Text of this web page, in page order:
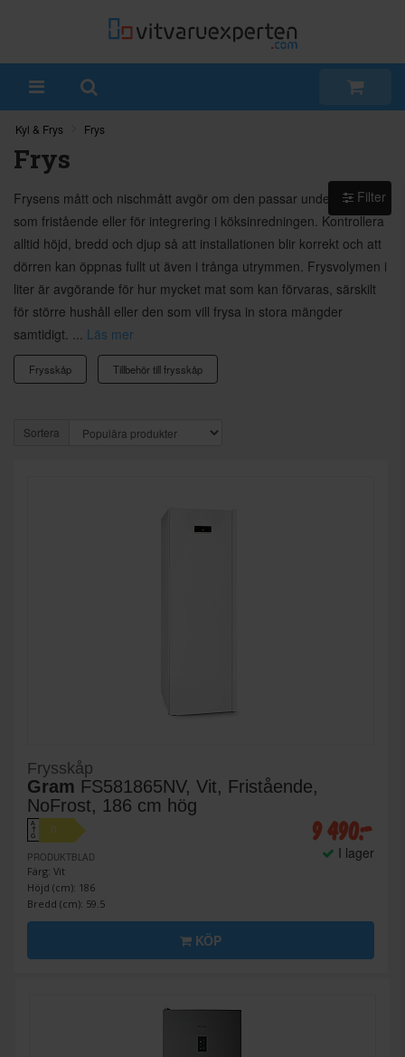
Kyl & Frys Frys
Frys
Frysens mått och nischmått avgör om den passar under bänken,
som fristående eller för integrering i köksinredningen. Kontrollera
alltid höjd, bredd och djup så att installationen blir korrekt och att
dörren kan öppnas fullt ut även i trånga utrymmen. Frysvolymen i
liter är avgörande för hur mycket mat som kan förvaras, särskilt
för större hushåll eller den som vill frysa in stora mängder
samtidigt. ... Läs mer
Frysskåp Tillbehör till frysskåp
Sortera
Frysskåp
Gram FS581865NV, Vit, Fristående,
NoFrost, 186 cm hög
A
↑
G
D
PRODUKTBLAD
Färg: Vit
Höjd (cm): 186
Bredd (cm): 59.5
9 490:-
I lager
KÖP
Filter